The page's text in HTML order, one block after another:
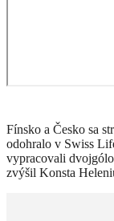
Fínsko a Česko sa
odohralo v Swiss
vypracovali
zvýšil Konsta